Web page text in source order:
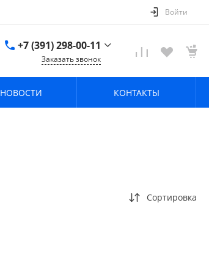
Войти
+7 (391) 298-00-11
г. Красноярск, пер.
Заказать звонок
НОВОСТИ КОНТАКТЫ
Сортировка